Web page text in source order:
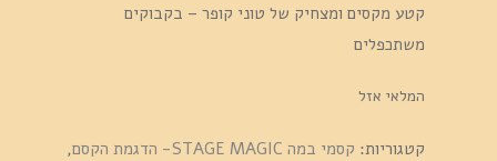
קטע מקסים ומצחיק של טוני קופר – בקבוקים
משתכפלים
המלאי אזל
קטגוריות: קסמי במה STAGE MAGIC- הדגמת הקסם
,